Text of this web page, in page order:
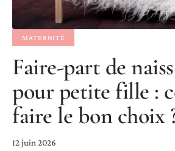
MATERNITÉ
Faire-part de
pour petite fille :
faire le bon choix
12 juin 2026